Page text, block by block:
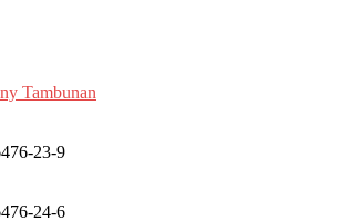
Tambunan
23-9
24-6